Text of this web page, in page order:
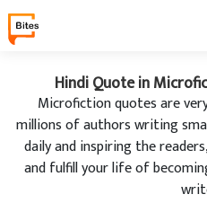
Hindi Quote in
Microfiction quotes are
millions of authors writing
daily and inspiring the
and fulfill your life of